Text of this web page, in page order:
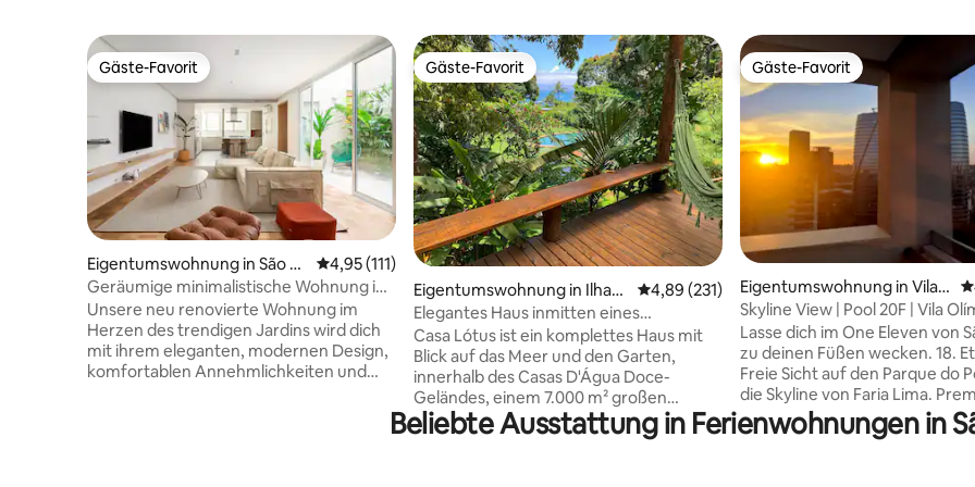
Gäste-Favorit
Gäste-Favorit
Eigentumswohnung in São Pa
ulo
Durchschnittliche Bewertung: 4,95 von 5, 111 Bewertungen
4,95 (111)
Geräumige minimalistische Wohnung im
Herzen von Jardins
Unsere neu renovierte Wohnung im
Herzen des trendigen Jardins wird dich
mit ihrem eleganten, modernen Design,
komfortablen Annehmlichkeiten und
Gäste-Favorit
Gäste-Favorit
Eigentumswohnung in Ilhab
ela
Durchschnittliche Bewertung: 4,89 von 5,
4,89 (231)
Elegantes Haus inmitten eines
Naturparadieses
Casa Lótus ist ein komplettes Haus mit
Blick auf das Meer und den Garten,
innerhalb des Casas D'Água Doce-
Geländes, einem 7.000 m² großen
Grundstück, das in die Natur integriert
ist, mit natürlichen Pools, einem
Gäste-Favorit
Gäste-Favorit
Eigentumswohnung in Vila
Olímpia
Skyline View | Pool 20F | Vila
Itaim SP
Lasse dich im One Eleven von
zu deinen Füßen wecken. 18.
Freie Sicht auf den Parque do
die Skyline von Faria Lima.
zwischen Vila Olímpia und
Zimmer mit
Beliebte Ausstattung in Ferienwohnungen in